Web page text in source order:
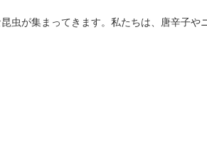
虫が集まってきます。私たちは、唐辛子